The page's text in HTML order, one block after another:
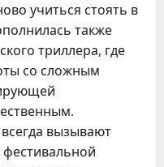
учиться стоять в
также
триллера, где
со сложным
вызывают